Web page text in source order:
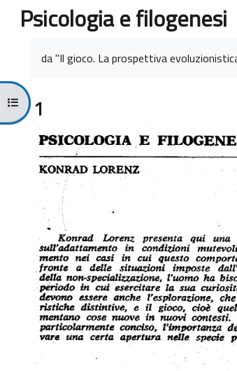
Apri indice del corso
Psicologia e filogenesi
da "Il gioco. La prospettiva
1